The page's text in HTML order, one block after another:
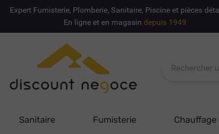
Expert Fumisterie, Plomberie, Sanitaire, Piscine et pièces
En ligne et en magasin depuis 1949
Sanitaire Fumisterie Chauffage